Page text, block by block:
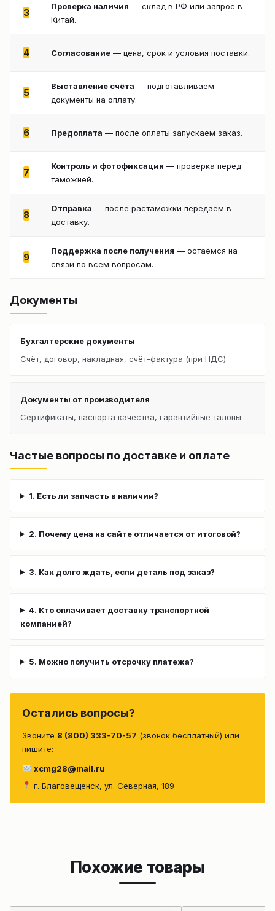
3
Проверка наличия — склад в РФ или запрос в
Китай.
4 Согласование — цена, срок и условия поставки.
5
Выставление счёта — подготавливаем
документы на оплату.
6 Предоплата — после оплаты запускаем заказ.
7
Контроль и фотофиксация — проверка перед
таможней.
8
Отправка — после растаможки передаём в
доставку.
9
Поддержка после получения — остаёмся на
связи по всем вопросам.
Документы
Бухгалтерские документы
Счёт, договор, накладная, счёт-фактура (при НДС).
Документы от производителя
Сертификаты, паспорта качества, гарантийные талоны.
Частые вопросы по доставке и оплате
1. Есть ли запчасть в наличии?
2. Почему цена на сайте отличается от итоговой?
3. Как долго ждать, если деталь под заказ?
4. Кто оплачивает доставку транспортной
компанией?
5. Можно получить отсрочку платежа?
Остались вопросы?
Звоните 8 (800) 333-70-57 (звонок бесплатный) или
пишите:
xcmg28@mail.ru
г. Благовещенск, ул. Северная, 189
Похожие товары